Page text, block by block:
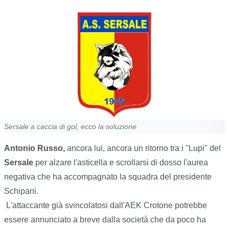
Sersale a caccia di gol, ecco la soluzione
Antonio Russo, ancora lui, ancora un ritorno tra i "Lupi" del
Sersale per alzare l'asticella e scrollarsi di dosso l'aurea
negativa che ha accompagnato la squadra del presidente
Schipani.
L'attaccante già svincolatosi dall'AEK Crotone potrebbe
essere annunciato a breve dalla società che da poco ha